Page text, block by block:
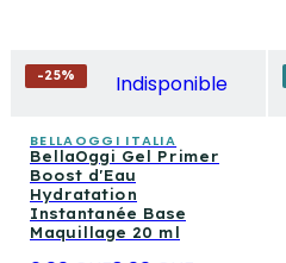
-25% Indisponible
BELLAOGGI ITALIA
BellaOggi Gel Primer
Boost d'Eau
Hydratation
Instantanée Base
Maquillage 20 ml